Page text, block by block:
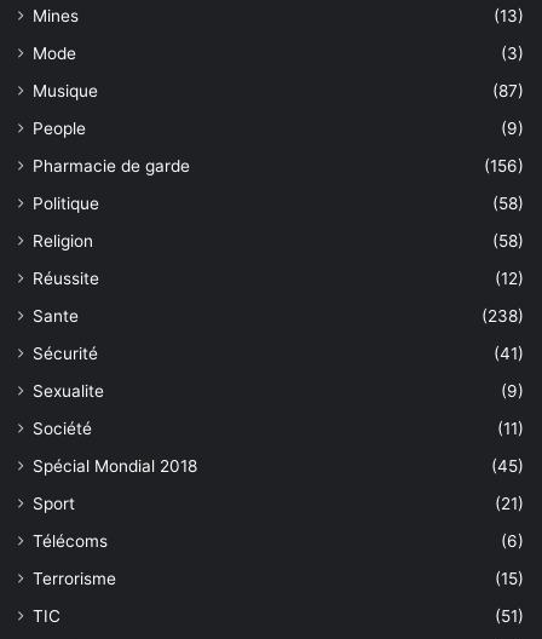
Mines
(13)
Mode
(3)
Musique
(87)
People
(9)
Pharmacie de garde
(156)
Politique
(58)
Religion
(58)
Réussite
(12)
Sante
(238)
Sécurité
(41)
Sexualite
(9)
Société
(11)
Spécial Mondial 2018
(45)
Sport
(21)
Télécoms
(6)
Terrorisme
(15)
TIC
(51)